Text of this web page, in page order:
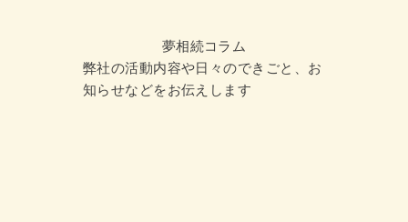
夢相続コラム
弊社の活動内容や日々のできごと、お
知らせなどをお伝えします